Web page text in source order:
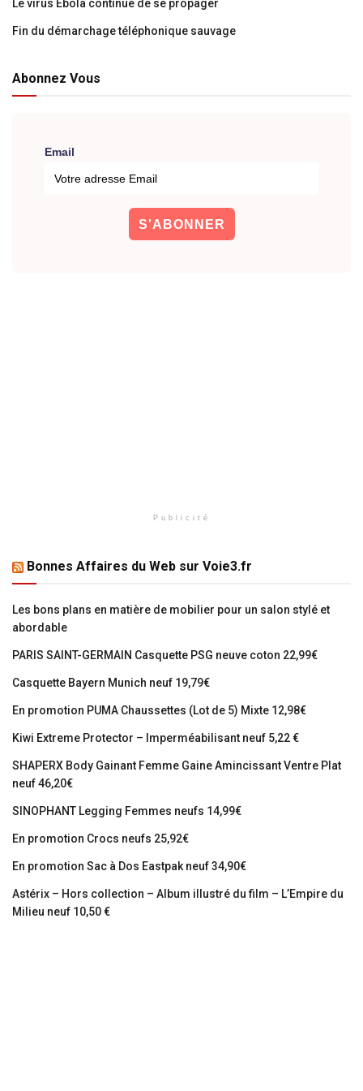
Le virus Ebola continue de se propager
Fin du démarchage téléphonique sauvage
Abonnez Vous
Email
Publicité
Bonnes Affaires du Web sur Voie3.fr
Les bons plans en matière de mobilier pour un salon stylé et
abordable
PARIS SAINT-GERMAIN Casquette PSG neuve coton 22,99€
Casquette Bayern Munich neuf 19,79€
En promotion PUMA Chaussettes (Lot de 5) Mixte 12,98€
Kiwi Extreme Protector – Imperméabilisant neuf 5,22 €
SHAPERX Body Gainant Femme Gaine Amincissant Ventre Plat
neuf 46,20€
SINOPHANT Legging Femmes neufs 14,99€
En promotion Crocs neufs 25,92€
En promotion Sac à Dos Eastpak neuf 34,90€
Astérix – Hors collection – Album illustré du film – L’Empire du
Milieu neuf 10,50 €